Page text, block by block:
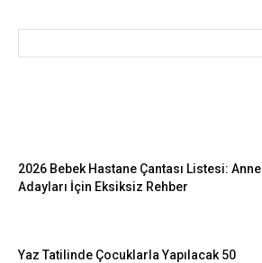
2026 Bebek Hastane Çantası Listesi: Anne
Adayları İçin Eksiksiz Rehber
Yaz Tatilinde Çocuklarla Yapılacak 50